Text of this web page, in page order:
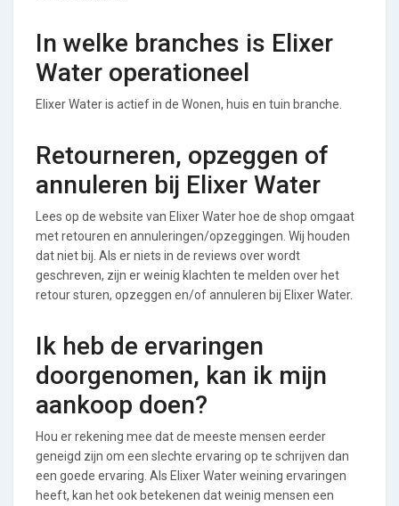
In welke branches is Elixer
Water operationeel
Elixer Water is actief in de Wonen, huis en tuin branche.
Retourneren, opzeggen of
annuleren bij Elixer Water
Lees op de website van Elixer Water hoe de shop omgaat
met retouren en annuleringen/opzeggingen. Wij houden
dat niet bij. Als er niets in de reviews over wordt
geschreven, zijn er weinig klachten te melden over het
retour sturen, opzeggen en/of annuleren bij Elixer Water.
Ik heb de ervaringen
doorgenomen, kan ik mijn
aankoop doen?
Hou er rekening mee dat de meeste mensen eerder
geneigd zijn om een slechte ervaring op te schrijven dan
een goede ervaring. Als Elixer Water weining ervaringen
heeft, kan het ook betekenen dat weinig mensen een